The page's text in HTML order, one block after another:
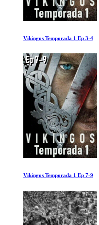
Vikingos Temporada 1 Ep 3-4
Vikingos Temporada 1 Ep 7-9